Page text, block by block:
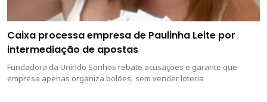
Caixa processa empresa de Paulinha Leite por
intermediação de apostas
Fundadora da Unindo Sonhos rebate acusações e garante que
empresa apenas organiza bolões, sem vender loteria